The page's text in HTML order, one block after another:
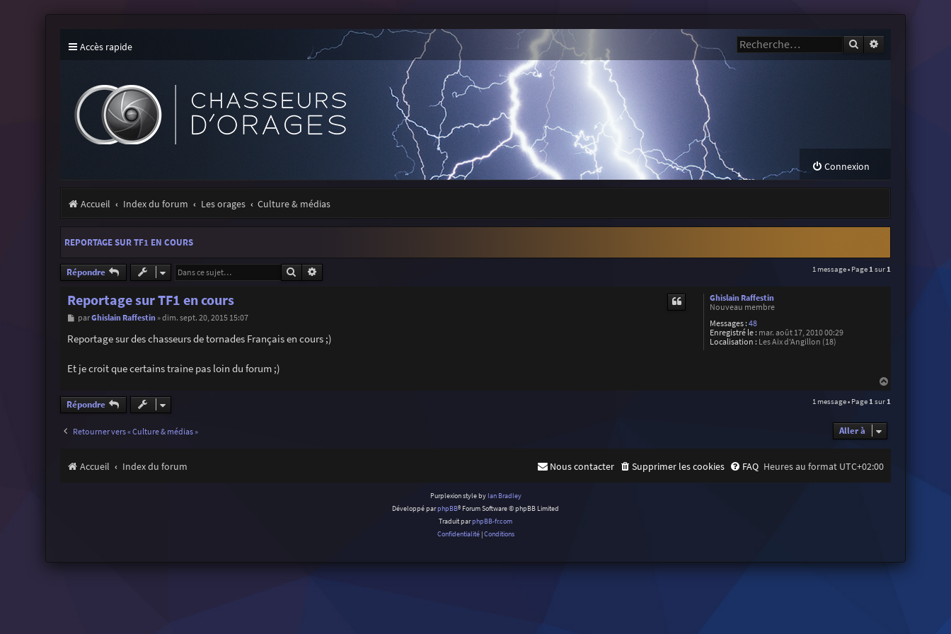
Accès rapide Rechercher
Connexion
Accueil Index du forum Les orages Culture & médias
REPORTAGE SUR TF1 EN COURS
Répondre Rechercher 1 message • Page 1 sur 1
Ghislain Raffestin
Nouveau membre
Messages : 48
Enregistré le : mar. août 17, 2010 00:29
Localisation : Les Aix d'Angillon (18)
Reportage sur TF1 en cours
M
s
s
g
e
parGhislain Raffestin»dim. sept. 20, 2015 15:07
Reportage sur des chasseurs de tornades Français en cours ;)
Et je croit que certains traine pas loin du forum ;)
a
u
Répondre 1 message • Page 1 sur 1
Retourner vers « Culture & médias » Aller à
Accueil Index du forum Heures au format UTC+02:00
FAQ
Supprimer les cookies
Nous contacter
Purplexion style by Ian Bradley
Développé parphpBB® Forum Software © phpBB Limited
Traduit parphpBB-fr.com
Confidentialité|Conditions